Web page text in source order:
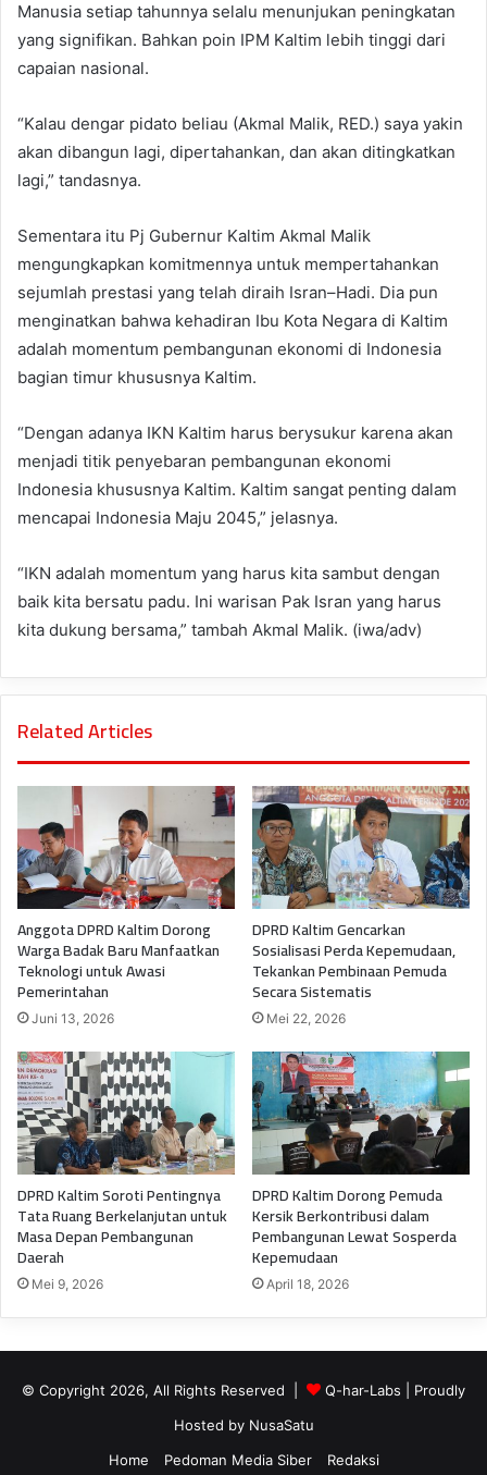
Manusia setiap tahunnya selalu menunjukan peningkatan
yang signifikan. Bahkan poin IPM Kaltim lebih tinggi dari
capaian nasional.
“Kalau dengar pidato beliau (Akmal Malik, RED.) saya yakin
akan dibangun lagi, dipertahankan, dan akan ditingkatkan
lagi,” tandasnya.
Sementara itu Pj Gubernur Kaltim Akmal Malik
mengungkapkan komitmennya untuk mempertahankan
sejumlah prestasi yang telah diraih Isran–Hadi. Dia pun
menginatkan bahwa kehadiran Ibu Kota Negara di Kaltim
adalah momentum pembangunan ekonomi di Indonesia
bagian timur khususnya Kaltim.
“Dengan adanya IKN Kaltim harus berysukur karena akan
menjadi titik penyebaran pembangunan ekonomi
Indonesia khususnya Kaltim. Kaltim sangat penting dalam
mencapai Indonesia Maju 2045,” jelasnya.
“IKN adalah momentum yang harus kita sambut dengan
baik kita bersatu padu. Ini warisan Pak Isran yang harus
kita dukung bersama,” tambah Akmal Malik. (iwa/adv)
Related Articles
Anggota DPRD Kaltim Dorong
Warga Badak Baru Manfaatkan
Teknologi untuk Awasi
Pemerintahan
Juni 13, 2026
DPRD Kaltim Gencarkan
Sosialisasi Perda Kepemudaan,
Tekankan Pembinaan Pemuda
Secara Sistematis
Mei 22, 2026
DPRD Kaltim Soroti Pentingnya
Tata Ruang Berkelanjutan untuk
Masa Depan Pembangunan
Daerah
Mei 9, 2026
DPRD Kaltim Dorong Pemuda
Kersik Berkontribusi dalam
Pembangunan Lewat Sosperda
Kepemudaan
April 18, 2026
© Copyright 2026, All Rights Reserved | Q-har-Labs | Proudly
Hosted by NusaSatu
Home
Pedoman Media Siber Redaksi